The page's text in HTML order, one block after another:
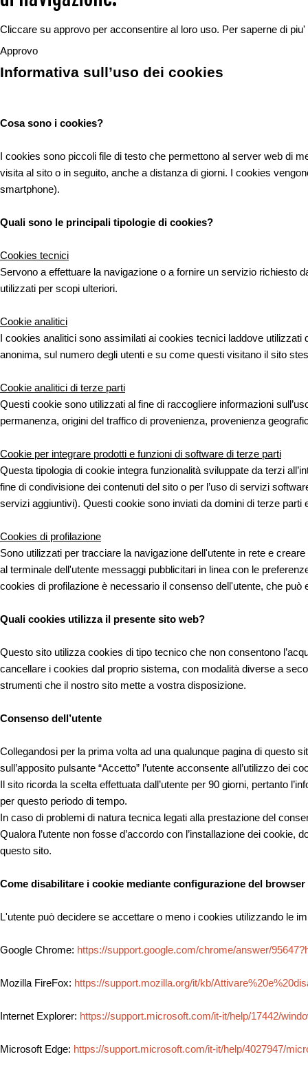
Cliccare su approvo per acconsentire al loro uso. Per saperne di piu'
Approvo
Informativa sull’uso dei cookies
Cosa sono i cookies?
I cookies sono piccoli file di testo che permettono al server web di
visita al sito o in seguito, anche a distanza di giorni. I cookies
smartphone).
Quali sono le principali tipologie di cookies?
Cookies tecnici
Servono a effettuare la navigazione o a fornire un servizio richiesto
utilizzati per scopi ulteriori.
Cookie analitici
I cookies analitici sono assimilati ai cookies tecnici laddove
anonima, sul numero degli utenti e su come questi visitano il sito
Cookie analitici di terze parti
Questi cookie sono utilizzati al fine di raccogliere informazioni
permanenza, origini del traffico di provenienza, provenienza
Cookie per integrare prodotti e funzioni di software di terze parti
Questa tipologia di cookie integra funzionalità sviluppate da terzi
fine di condivisione dei contenuti del sito o per l’uso di servizi
servizi aggiuntivi). Questi cookie sono inviati da domini di terze
Cookies di profilazione
Sono utilizzati per tracciare la navigazione dell'utente in rete e
al terminale dell'utente messaggi pubblicitari in linea con le
cookies di profilazione è necessario il consenso dell'utente, che
Quali cookies utilizza il presente sito web?
Questo sito utilizza cookies di tipo tecnico che non consentono
cancellare i cookies dal proprio sistema, con modalità diverse a
strumenti che il nostro sito mette a vostra disposizione.
Consenso dell’utente
Collegandosi per la prima volta ad una qualunque pagina di questo
sull’apposito pulsante “Accetto” l’utente acconsente all’utilizzo dei
Il sito ricorda la scelta effettuata dall’utente per 90 giorni, pertanto
per questo periodo di tempo.
In caso di problemi di natura tecnica legati alla prestazione del
Qualora l’utente non fosse d’accordo con l’installazione dei
questo sito.
Come disabilitare i cookie mediante configurazione del browser
L'utente può decidere se accettare o meno i cookies utilizzando le
Google Chrome: https://support.google.com/chrome/answer/
Mozilla FireFox: https://support.mozilla.org/it/kb/
Internet Explorer: https://support.microsoft.com/it-it/help/17442/
Microsoft Edge: https://support.microsoft.com/it-it/help/4027947/